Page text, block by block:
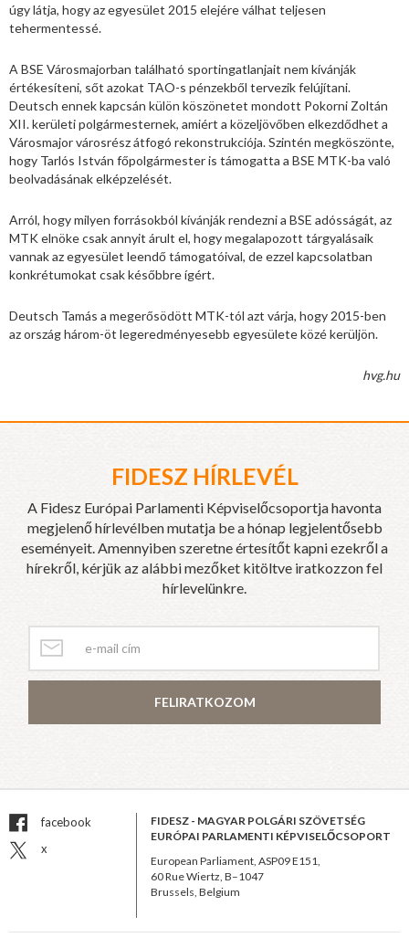
úgy látja, hogy az egyesület 2015 elejére válhat teljesen
tehermentessé.
A BSE Városmajorban található sportingatlanjait nem kívánják
értékesíteni, sőt azokat TAO-s pénzekből tervezik felújítani.
Deutsch ennek kapcsán külön köszönetet mondott Pokorni Zoltán
XII. kerületi polgármesternek, amiért a közeljövőben elkezdődhet a
Városmajor városrész átfogó rekonstrukciója. Szintén megköszönte,
hogy Tarlós István főpolgármester is támogatta a BSE MTK-ba való
beolvadásának elképzelését.
Arról, hogy milyen forrásokból kívánják rendezni a BSE adósságát, az
MTK elnöke csak annyit árult el, hogy megalapozott tárgyalásaik
vannak az egyesület leendő támogatóival, de ezzel kapcsolatban
konkrétumokat csak későbbre ígért.
Deutsch Tamás a megerősödött MTK-tól azt várja, hogy 2015-ben
az ország három-öt legeredményesebb egyesülete közé kerüljön.
hvg.hu
FIDESZ HÍRLEVÉL
A Fidesz Európai Parlamenti Képviselőcsoportja havonta
megjelenő hírlevélben mutatja be a hónap legjelentősebb
eseményeit. Amennyiben szeretne értesítőt kapni ezekről a
hírekről, kérjük az alábbi mezőket kitöltve iratkozzon fel
hírlevelünkre.
FELIRATKOZOM
facebook
x
FIDESZ - MAGYAR POLGÁRI SZÖVETSÉG
EURÓPAI PARLAMENTI KÉPVISELŐCSOPORT
European Parliament, ASP09 E151,
60 Rue Wiertz, B–1047
Brussels, Belgium